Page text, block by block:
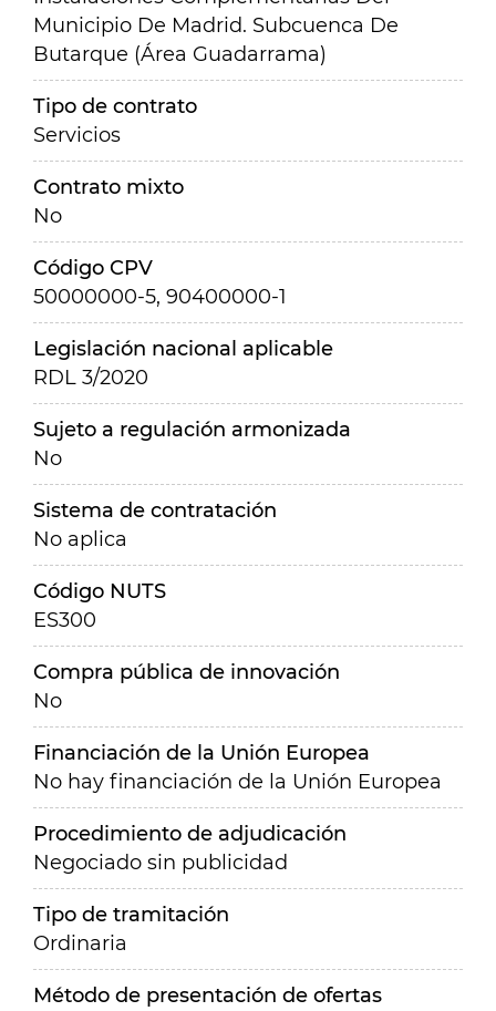
Municipio De Madrid. Subcuenca De
Butarque (Área Guadarrama)
Tipo de contrato
Servicios
Contrato mixto
No
Código CPV
50000000-5, 90400000-1
Legislación nacional aplicable
RDL 3/2020
Sujeto a regulación armonizada
No
Sistema de contratación
No aplica
Código NUTS
ES300
Compra pública de innovación
No
Financiación de la Unión Europea
No hay financiación de la Unión Europea
Procedimiento de adjudicación
Negociado sin publicidad
Tipo de tramitación
Ordinaria
Método de presentación de ofertas